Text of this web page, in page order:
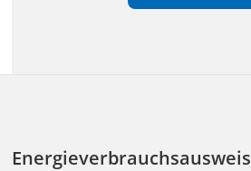
Energieverbrauchsausweis